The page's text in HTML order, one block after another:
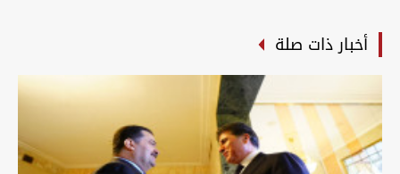
أخبار ذات صلة